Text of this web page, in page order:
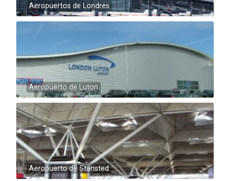
Aeropuertos de Londres
Aeropuerto de Luton
Aeropuerto de Stansted